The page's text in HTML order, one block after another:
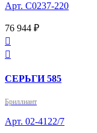
Арт. С0237-220
76 944 ₽


СЕРЬГИ 585
Бриллиант
Арт. 02-4122/7